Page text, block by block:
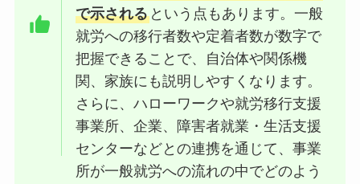
で示される という点もあります。一般
就労への移行者数や定着者数が数字で
把握できることで、自治体や関係機
関、家族にも説明しやすくなります。
さらに、ハローワークや就労移行支援
事業所、企業、障害者就業・生活支援
センターなどとの連携を通じて、事業
所が一般就労への流れの中でどのよう